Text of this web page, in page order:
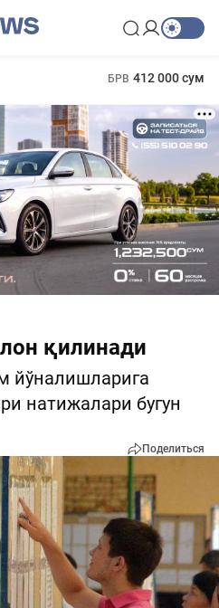
БРВ 412 000 сум
қилинади
йўналишларига
натижалари бугун
Поделиться